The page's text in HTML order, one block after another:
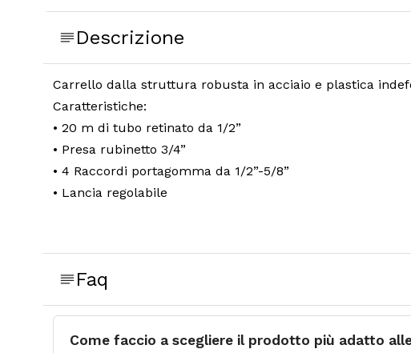
Descrizione
Carrello dalla struttura robusta in acciaio e plastica
Caratteristiche:
• 20 m di tubo retinato da 1/2”
• Presa rubinetto 3/4”
• 4 Raccordi portagomma da 1/2”-5/8”
• Lancia regolabile
Faq
Come faccio a scegliere il prodotto più adatto